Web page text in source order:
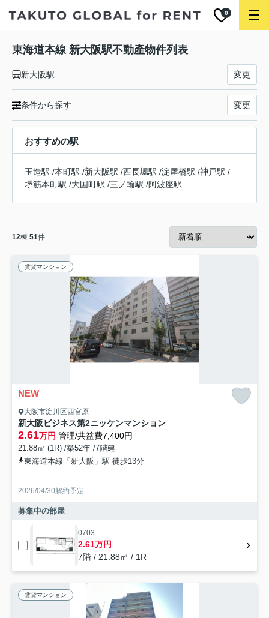
0
東海道本線 新大阪駅不動產物件列表
新大阪駅 変更
条件から探す 変更
おすすめの駅
玉造駅 /本町駅 /新大阪駅 /西長堀駅 /淀屋橋駅 /神戸駅 /
堺筋本町駅 /大国町駅 /三ノ輪駅 /阿波座駅
12棟 51件
賃貸マンション
NEW
大阪市淀川区西宮原
新大阪ビジネス第2ニッケンマンション
2.61万円 管理/共益費7,400円
21.88㎡ (1R) /築52年 /7階建
東海道本線「新大阪」駅 徒歩13分
2026/04/30解約予定
募集中の部屋
0703
2.61万円
7階 / 21.88㎡ / 1R
賃貸マンション